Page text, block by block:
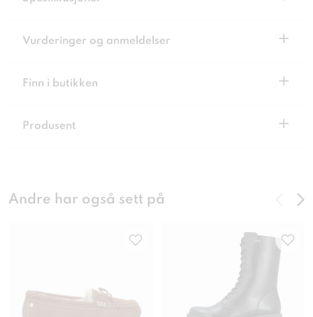
Vurderinger og anmeldelser +
Finn i butikken +
Produsent +
Andre har også sett på